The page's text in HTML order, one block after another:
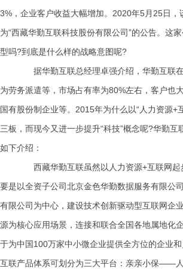
3%，企业客户收益大幅增加。2020年5月25日，
为“西藏华勤互联科技股份有限公司”的公告。这
型吗?到底是什么样的战略意图呢?
据华勤互联总经理卓强介绍，华勤互联
为劳务派遣等，市场占有率为80%左右，客户也
国有股份制企业等。2015年为什么以“人力资源+
三板，而现今又进一步提升“科技”概念呢?华勤互
如下介绍：
西藏华勤互联虽然以人力资源+互联网起
要是以全资子公司北京金色华勤数据服务有限公
有限公司为中心，建设技术创新驱动型互联网企
源为核心应用场景，连接和联合全国各地属地化
于为中国100万家中小微企业提供全方位的企业
互联产品体系可划分为三大平台：亲亲小保——